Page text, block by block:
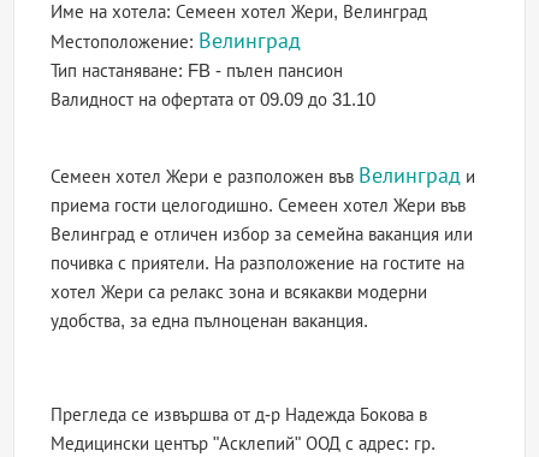
Име на хотела:Семеен хотел Жери, Велинград
Местоположение: Велинград
Тип настаняване: FB - пълен пансион
Валидност на офертатаот 09.09 до 31.10
Семеен хотел Жери е разположен във Велинград и
приема гости целогодишно. Семеен хотел Жери във
Велинград е отличен избор за семейна ваканция или
почивка с приятели. На разположение на гостите на
хотел Жери са релакс зона и всякакви модерни
удобства, за една пълноценан ваканция.
Прегледа се извършва от д-р Надежда Бокова в
Медицински център "Асклепий" ООД с адрес: гр.